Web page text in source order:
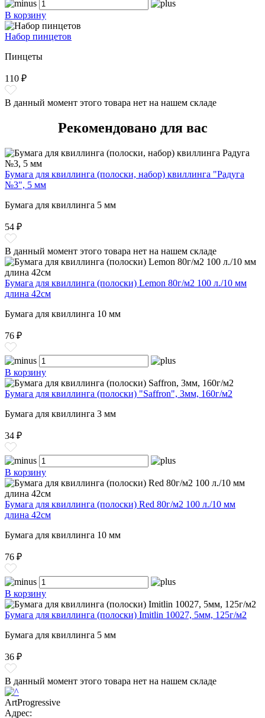
В корзину
Набор пинцетов
Пинцеты
110 ₽
В данный момент этого товара нет на нашем складе
Рекомендовано для вас
Бумага для квиллинга (полоски, набор) квиллинга "Радуга
№3", 5 мм
Бумага для квиллинга 5 мм
54 ₽
В данный момент этого товара нет на нашем складе
Бумага для квиллинга (полоски) Lemon 80г/м2 100 л./10 мм
длина 42см
Бумага для квиллинга 10 мм
76 ₽
В корзину
Бумага для квиллинга (полоски) "Saffron", 3мм, 160г/м2
Бумага для квиллинга 3 мм
34 ₽
В корзину
Бумага для квиллинга (полоски) Red 80г/м2 100 л./10 мм
длина 42см
Бумага для квиллинга 10 мм
76 ₽
В корзину
Бумага для квиллинга (полоски) Imitlin 10027, 5мм, 125г/м2
Бумага для квиллинга 5 мм
36 ₽
В данный момент этого товара нет на нашем складе
ArtProgressive
Адрес: